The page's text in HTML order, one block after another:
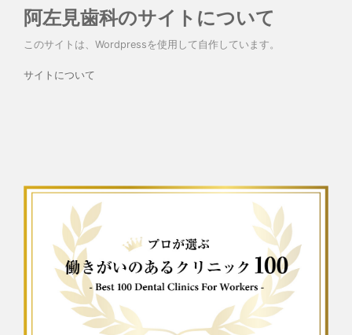
阿左見歯科のサイトについて
このサイトは、Wordpressを使用して自作しています。
サイトについて